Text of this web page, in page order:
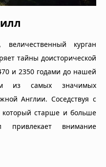
курган
тайны доисторической
и 2350 годами до нашей
из самых значимых
Англии. Соседствуя с
старше и больше
привлекает внимание